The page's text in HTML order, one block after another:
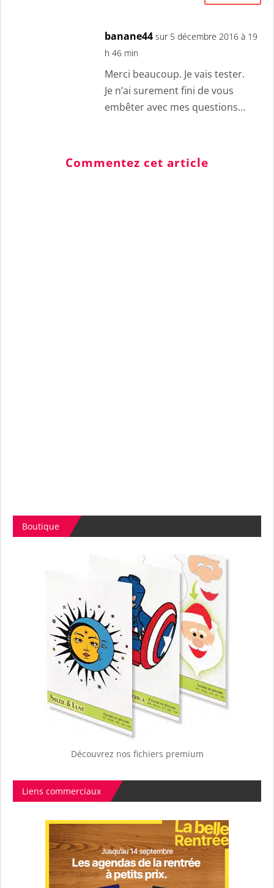
banane44 sur 5 décembre 2016 à 19
h 46 min
Merci beaucoup. Je vais tester.
Je n’ai surement fini de vous
embêter avec mes questions…
Commentez cet article
Boutique
Découvrez nos fichiers premium
Liens commerciaux